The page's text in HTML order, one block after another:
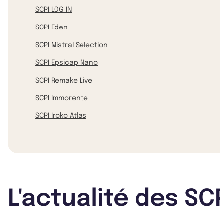
SCPI LOG IN
SCPI Eden
SCPI Mistral Sélection
SCPI Epsicap Nano
SCPI Remake Live
SCPI Immorente
SCPI Iroko Atlas
L'actualité des